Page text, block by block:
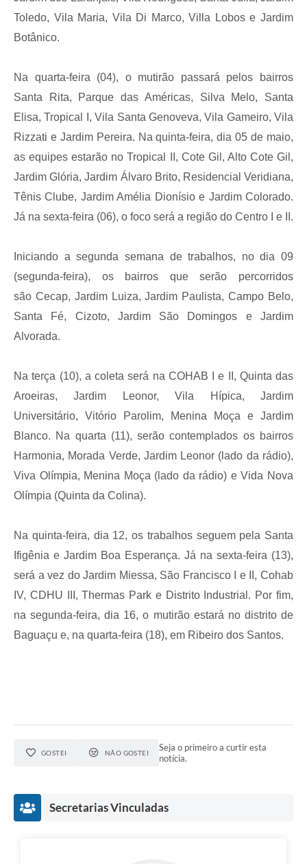
Toledo, Vila Maria, Vila Di Marco, Villa Lobos e Jardim
Botânico.
Na quarta-feira (04), o mutirão passará pelos bairros
Santa Rita, Parque das Américas, Silva Melo, Santa
Elisa, Tropical I, Vila Santa Genoveva, Vila Gameiro, Vila
Rizzati e Jardim Pereira. Na quinta-feira, dia 05 de maio,
as equipes estarão no Tropical II, Cote Gil, Alto Cote Gil,
Jardim Glória, Jardim Álvaro Brito, Residencial Veridiana,
Tênis Clube, Jardim Amélia Dionísio e Jardim Colorado.
Já na sexta-feira (06), o foco será a região do Centro I e II.
Iniciando a segunda semana de trabalhos, no dia 09
(segunda-feira), os bairros que serão percorridos
são Cecap, Jardim Luiza, Jardim Paulista, Campo Belo,
Santa Fé, Cizoto, Jardim São Domingos e Jardim
Alvorada.
Na terça (10), a coleta será na COHAB I e II, Quinta das
Aroeiras, Jardim Leonor, Vila Hípica, Jardim
Universitário, Vitório Parolim, Menina Moça e Jardim
Blanco. Na quarta (11), serão contemplados os bairros
Harmonia, Morada Verde, Jardim Leonor (lado da rádio),
Viva Olímpia, Menina Moça (lado da rádio) e Vida Nova
Olímpia (Quinta da Colina).
Na quinta-feira, dia 12, os trabalhos seguem pela Santa
Ifigênia e Jardim Boa Esperança. Já na sexta-feira (13),
será a vez do Jardim Miessa, São Francisco I e II, Cohab
IV, CDHU III, Thermas Park e Distrito Industrial. Por fim,
na segunda-feira, dia 16, o mutirão estará no distrito de
Baguaçu e, na quarta-feira (18), em Ribeiro dos Santos.
GOSTEI NÃO GOSTEI
Seja o primeiro a curtir esta
notícia.
Secretarias Vinculadas